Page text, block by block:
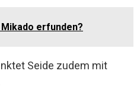
erfunden?
Seide zudem mit